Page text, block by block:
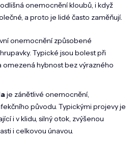
onemocnění kloubů, i když
a proto je lidé často zaměňují.
onemocnění způsobené
Typické jsou bolest při
omezená hybnost bez výrazného
je zánětlivé onemocnění,
původu. Typickými projevy je
i v klidu, silný otok, zvýšenou
i celkovou únavou.